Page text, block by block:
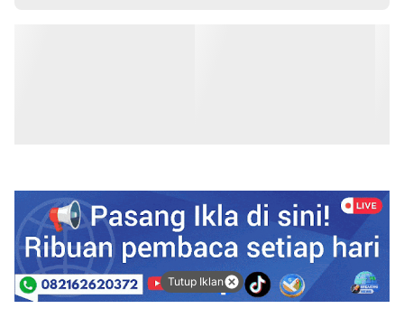
Tutup Iklan